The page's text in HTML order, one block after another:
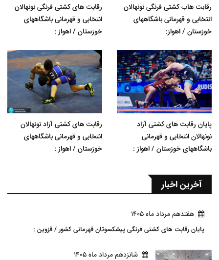
رقابت هاب کشتی فرنگی نونهالان
انتخابی و قهرمانی باشگاههای
خوزستان / اهواز:
رقابت های کشتی فرنگی نونهالان
انتخابی و قهرمانی باشگاههای
خوزستان / اهواز :
پایان رقابت های کشتی آزاد
نونهالان انتخابی و قهرمانی
باشگاههای خوزستان / اهواز :
رقابت های کشتی آزاد نونهالان
انتخابی و قهرمانی باشگاههای
خوزستان / اهواز :
آخرین اخبار
هفتدهم مرداد ماه 1405
پایان رقابت های کشتی فرنگی پیشکسوتان قهرمانی کشور / قزوین :
شانزدهم مرداد ماه 1405